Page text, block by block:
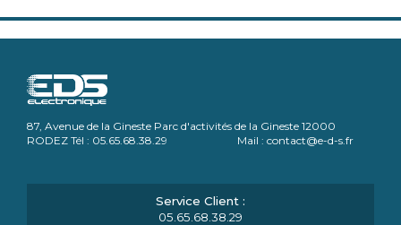
87, Avenue de la Gineste Parc d'activités de la Gineste 12000
RODEZ Tél : 05.65.68.38.29 Mail : contact@e-d-s.fr
05.65.68.38.29